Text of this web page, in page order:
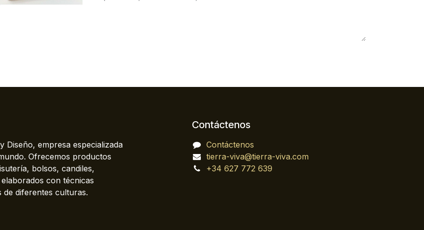
Diseño, empresa especializada
Ofrecemos productos
bolsos, candiles,
con técnicas
de diferentes culturas.
Contáctenos
Contáctenos
tierra-viva@tierra-viva.com
+34 627 772 639